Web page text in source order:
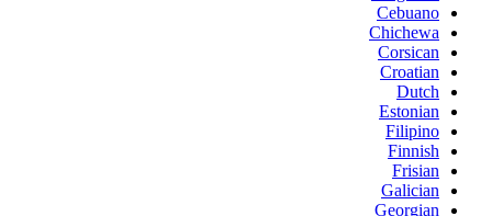
Cebuano
Chichewa
Corsican
Croatian
Dutch
Estonian
Filipino
Finnish
Frisian
Galician
Georgian